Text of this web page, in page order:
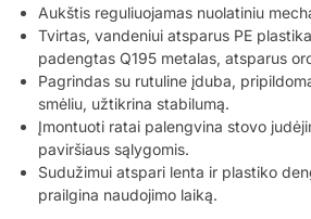
Aukštis reguliuojamas nuolatiniu
Tvirtas, vandeniui atsparus PE
padengtas Q195 metalas, atsparus
Pagrindas su rutuline įduba,
smėliu, užtikrina stabilumą.
Įmontuoti ratai palengvina stovo
paviršiaus sąlygomis.
Sudužimui atspari lenta ir plastiko
prailgina naudojimo laiką.